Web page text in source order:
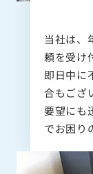
当社は、
頼を受け
即日中に
合もござ
要望にも
でお困り